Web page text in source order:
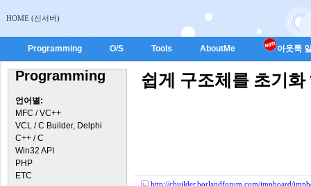
HOME (신서버)
Programming O/S Tools AboutMe 아웃룩
Programming
언어별:
MFC / VC++
VCL / C Builder, Delphi
C++ / C
Win32 API
PHP
ETC
쉽게 구조체를 초기화
http://cbuilder.borlandforum.com/impboard/